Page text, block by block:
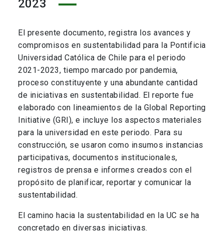
2023
El presente documento, registra los avances y
compromisos en sustentabilidad para la Pontificia
Universidad Católica de Chile para el periodo
2021-2023, tiempo marcado por pandemia,
proceso constituyente y una abundante cantidad
de iniciativas en sustentabilidad. El reporte fue
elaborado con lineamientos de la Global Reporting
Initiative (GRI), e incluye los aspectos materiales
para la universidad en este periodo. Para su
construcción, se usaron como insumos instancias
participativas, documentos institucionales,
registros de prensa e informes creados con el
propósito de planificar, reportar y comunicar la
sustentabilidad.
El camino hacia la sustentabilidad en la UC se ha
concretado en diversas iniciativas.